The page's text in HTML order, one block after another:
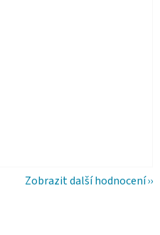
Zobrazit další hodnocení